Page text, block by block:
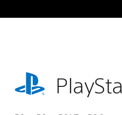
Inhalt
playstation.com